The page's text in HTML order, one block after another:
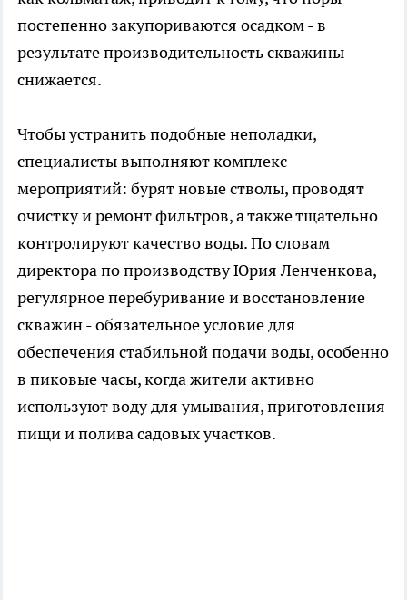
постепенно закупориваются осадком - в
результате производительность скважины
снижается.
Чтобы устранить подобные неполадки,
специалисты выполняют комплекс
мероприятий: бурят новые стволы, проводят
очистку и ремонт фильтров, а также тщательно
контролируют качество воды. По словам
директора по производству Юрия Ленченкова,
регулярное перебуривание и восстановление
скважин - обязательное условие для
обеспечения стабильной подачи воды, особенно
в пиковые часы, когда жители активно
используют воду для умывания, приготовления
пищи и полива садовых участков.